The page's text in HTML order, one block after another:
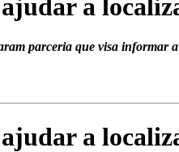
a
parceria que visa informar a
a